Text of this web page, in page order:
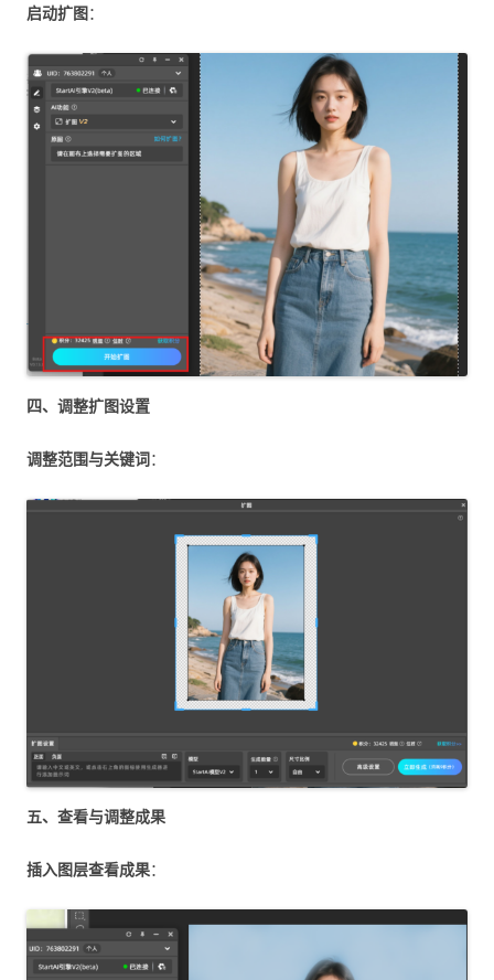
启动扩图：
四、调整扩图设置
调整范围与关键词：
五、查看与调整成果
插入图层查看成果：